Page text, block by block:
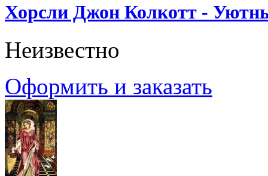
Хорсли Джон Колкотт -
Неизвестно
Оформить и заказать